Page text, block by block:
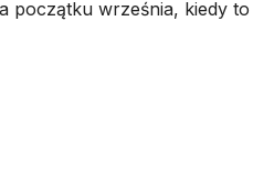
początku września, kiedy